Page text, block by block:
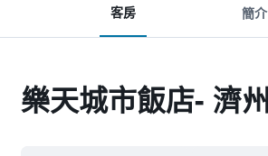
客房 簡介
樂天城市飯店- 濟